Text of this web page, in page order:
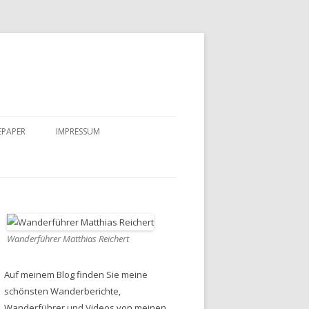
IMPRESSUM
Wanderführer Matthias Reichert
Auf meinem Blog finden Sie meine
schönsten Wanderberichte,